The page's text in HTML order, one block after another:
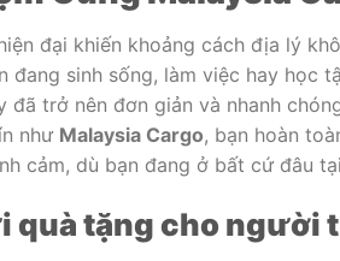
đại khiến khoảng cách địa lý
đang sinh sống, làm việc hay học
đã trở nên đơn giản và nhanh
như Malaysia Cargo, bạn hoàn
cảm, dù bạn đang ở bất cứ đâu
quà tặng cho người